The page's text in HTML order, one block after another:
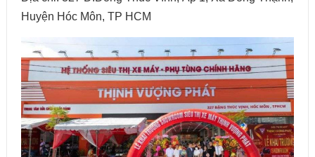
Huyện Hóc Môn, TP HCM